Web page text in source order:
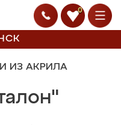
0
ИЗ АКРИЛА